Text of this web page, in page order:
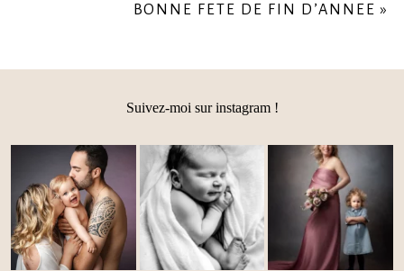
Post Comment
BONNE FETE DE FIN D’ANNEE »
Suivez-moi sur instagram !